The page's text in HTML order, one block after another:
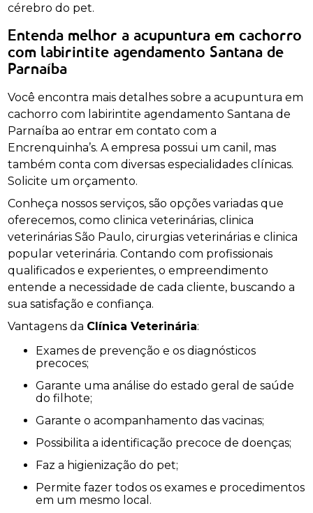
cérebro do pet.
Entenda melhor a acupuntura em cachorro
com labirintite agendamento Santana de
Parnaíba
Você encontra mais detalhes sobre a acupuntura em
cachorro com labirintite agendamento Santana de
Parnaíba ao entrar em contato com a
Encrenquinha’s. A empresa possui um canil, mas
também conta com diversas especialidades clínicas.
Solicite um orçamento.
Conheça nossos serviços, são opções variadas que
oferecemos, como clinica veterinárias, clinica
veterinárias São Paulo, cirurgias veterinárias e clinica
popular veterinária. Contando com profissionais
qualificados e experientes, o empreendimento
entende a necessidade de cada cliente, buscando a
sua satisfação e confiança.
Vantagens da Clínica Veterinária:
Exames de prevenção e os diagnósticos
precoces;
Garante uma análise do estado geral de saúde
do filhote;
Garante o acompanhamento das vacinas;
Possibilita a identificação precoce de doenças;
Faz a higienização do pet;
Permite fazer todos os exames e procedimentos
em um mesmo local.